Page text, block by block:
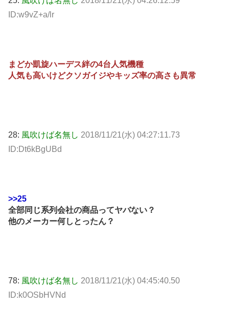
ID:w9vZ+a/lr
まどか凱旋ハーデス絆の4台人気機種
人気も高いけどクソガイジやキッズ率の高さも異常
28: 風吹けば名無し 2018/11/21(水) 04:27:11.73
ID:Dt6kBgUBd
>>25
全部同じ系列会社の商品ってヤバない？
他のメーカー何しとったん？
78: 風吹けば名無し 2018/11/21(水) 04:45:40.50
ID:k0OSbHVNd